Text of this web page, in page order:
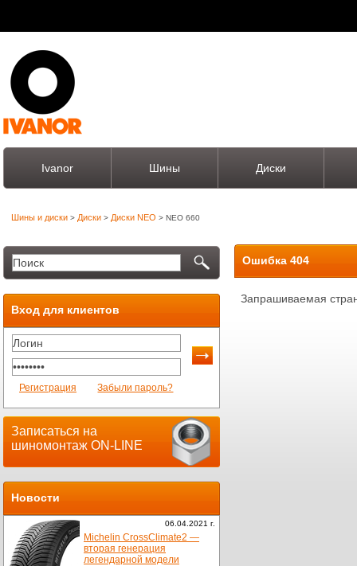
Ivanor Шины Диски
Шины и диски > Диски > Диски NEO > NEO 660
Вход для клиентов
Регистрация Забыли пароль?
Записаться на
шиномонтаж ON-LINE
Новости
06.04.2021 г.
Michelin CrossClimate2 —
вторая генерация
легендарной модели
Ошибка 404
Запрашиваемая